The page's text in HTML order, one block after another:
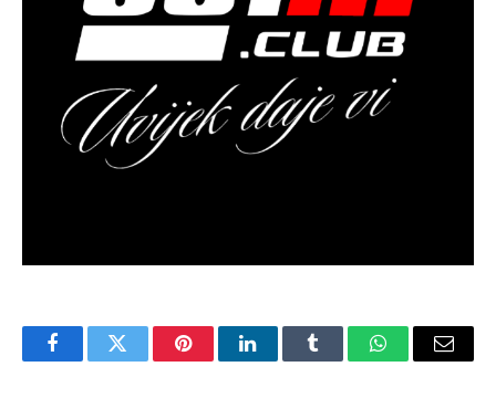
FacebookTwitter PinterestLinkedInTumblr WhatsAppEmail